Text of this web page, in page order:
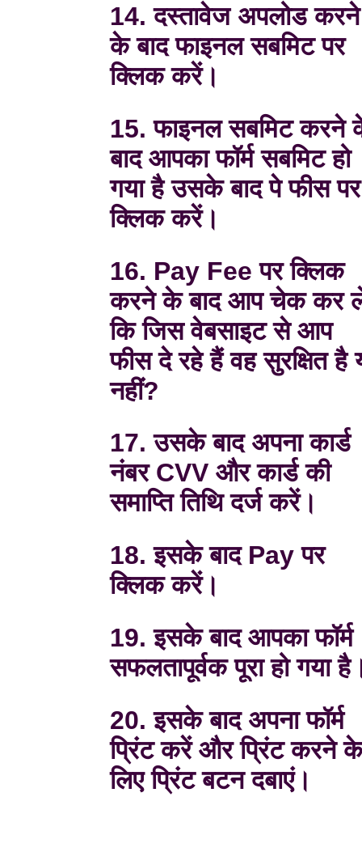
14. दस्तावेज अपलोड करने
के बाद फाइनल सबमिट पर
क्लिक करें।
15. फाइनल सबमिट करने
बाद आपका फॉर्म सबमिट हो
गया है उसके बाद पे फीस पर
क्लिक करें।
16. Pay Fee पर क्लिक
करने के बाद आप चेक कर
कि जिस वेबसाइट से आप
फीस दे रहे हैं वह सुरक्षित है
नहीं?
17. उसके बाद अपना कार्ड
नंबर CVV और कार्ड की
समाप्ति तिथि दर्ज करें।
18. इसके बाद Pay पर
क्लिक करें।
19. इसके बाद आपका फॉर्म
सफलतापूर्वक पूरा हो गया
20. इसके बाद अपना फॉर्म
प्रिंट करें और प्रिंट करने
लिए प्रिंट बटन दबाएं।